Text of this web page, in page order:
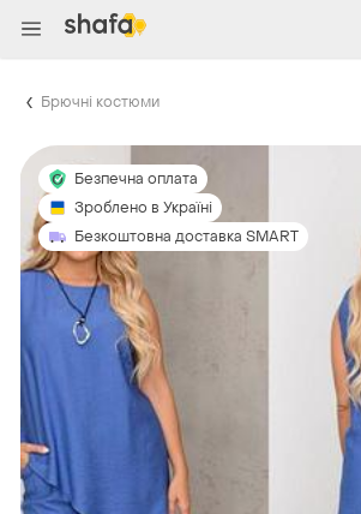
Брючні костюми
Безпечна оплата
Зроблено в Україні
Безкоштовна доставка SMART